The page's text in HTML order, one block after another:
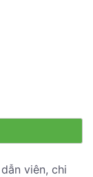
viên, chi